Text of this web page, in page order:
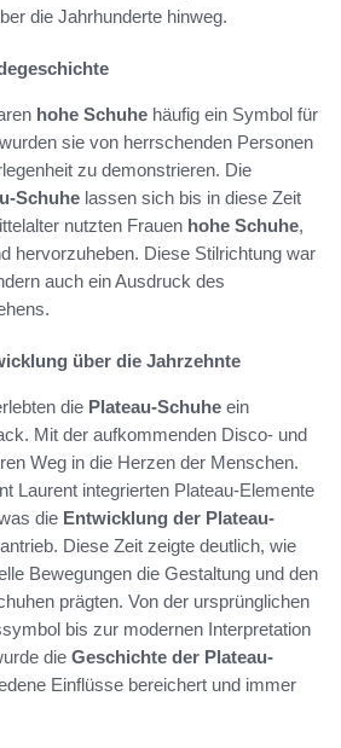
die Jahrhunderte hinweg.
hohe Schuhe häufig ein Symbol für
sie von herrschenden Personen
zu demonstrieren. Die
Schuhe lassen sich bis in diese Zeit
nutzten Frauen hohe Schuhe,
hervorzuheben. Diese Stilrichtung war
auch ein Ausdruck des
über die Jahrzehnte
die Plateau-Schuhe ein
Mit der aufkommenden Disco- und
Weg in die Herzen der Menschen.
Laurent integrierten Plateau-Elemente
die Entwicklung der Plateau-
Diese Zeit zeigte deutlich, wie
Bewegungen die Gestaltung und den
prägten. Von der ursprünglichen
bis zur modernen Interpretation
die Geschichte der Plateau-
Einflüsse bereichert und immer